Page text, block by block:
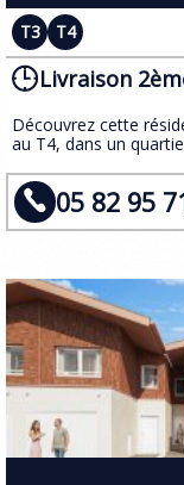
T3 T4
Livraison
​Découvrez cette
au T4, dans un
05 82 95